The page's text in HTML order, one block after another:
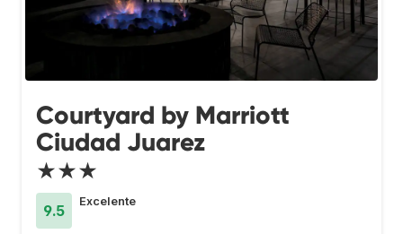
Courtyard by Marriott
Ciudad Juarez
★★★
9.5
Excelente